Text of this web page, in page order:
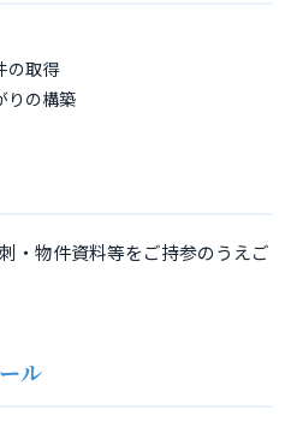
の取得
りの構築
・物件資料等をご持参のうえご
ル